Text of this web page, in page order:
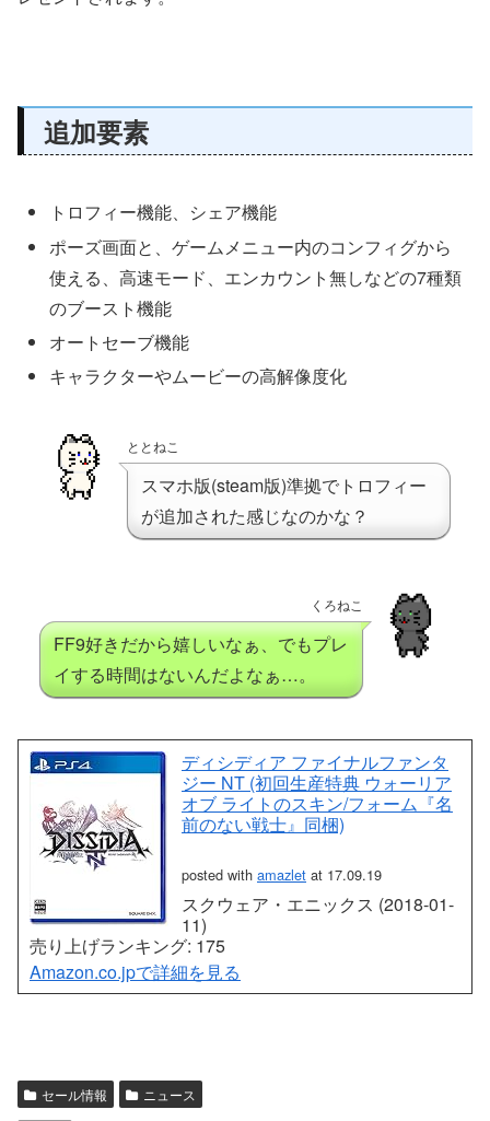
追加要素
トロフィー機能、シェア機能
ポーズ画面と、ゲームメニュー内のコンフィグから
使える、高速モード、エンカウント無しなどの7種類
のブースト機能
オートセーブ機能
キャラクターやムービーの高解像度化
ととねこ
スマホ版(steam版)準拠でトロフィー
が追加された感じなのかな？
くろねこ
FF9好きだから嬉しいなぁ、でもプレ
イする時間はないんだよなぁ…。
ディシディア ファイナルファンタ
ジー NT (初回生産特典 ウォーリア
オブ ライトのスキン/フォーム『名
前のない戦士』同梱)
posted with amazlet at 17.09.19
スクウェア・エニックス (2018-01-
11)
売り上げランキング: 175
Amazon.co.jpで詳細を見る
セール情報 ニュース